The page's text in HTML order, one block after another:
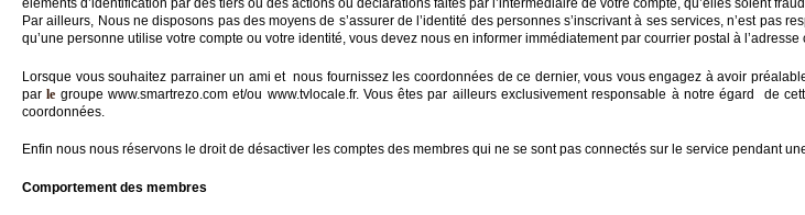
éléments d’identification par des tiers ou des actions ou déclarations faites par l’intermédiaire de votre compte, qu’elles soient
Par ailleurs, Nous ne disposons pas des moyens de s’assurer de l’identité des personnes s’inscrivant à ses services, n’est pas
qu’une personne utilise votre compte ou votre identité, vous devez nous en informer immédiatement par courrier postal à
Lorsque vous souhaitez parrainer un ami et nous fournissez les coordonnées de ce dernier, vous vous engagez à avoir
parle groupe www.smartrezo.com et/ou www.tvlocale.fr. Vous êtes par ailleurs exclusivement responsable à notre égard de
coordonnées.
Enfin nous nous réservons le droit de désactiver les comptes des membres qui ne se sont pas connectés sur le service pendant
Comportement des membres